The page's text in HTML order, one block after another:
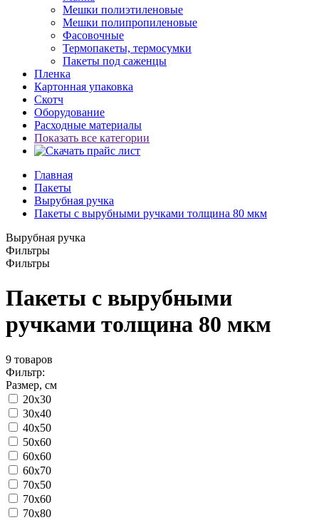
Мешки полиэтиленовые
Мешки полипропиленовые
Фасовочные
Термопакеты, термосумки
Пакеты под саженцы
Пленка
Картонная упаковка
Скотч
Оборудование
Расходные материалы
Показать все категории
Главная
Пакеты
Вырубная ручка
Пакеты с вырубными ручками толщина 80 мкм
Вырубная ручка
Фильтры
Фильтры
Пакеты с вырубными
ручками толщина 80 мкм
9 товаров
Фильтр:
Размер, см
20x30
30x40
40x50
50x60
60x60
60x70
70x50
70x60
70x80